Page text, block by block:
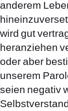
anderem
wird gut
heranziehen
oder aber
unserem
seien negativ